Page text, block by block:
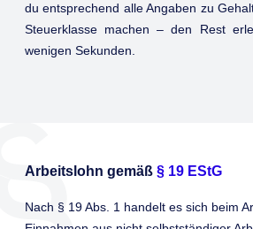
du entsprechend alle Angaben zu
Steuerklasse machen – den Rest
wenigen Sekunden.
Arbeitslohn gemäß § 19 EStG
Nach § 19 Abs. 1 handelt es sich beim